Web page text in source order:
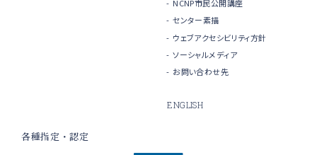
NCNP市民公開講座
センター素描
ウェブアクセシビリティ方針
ソーシャルメディア
お問い合わせ先
ENGLISH
各種指定・認定